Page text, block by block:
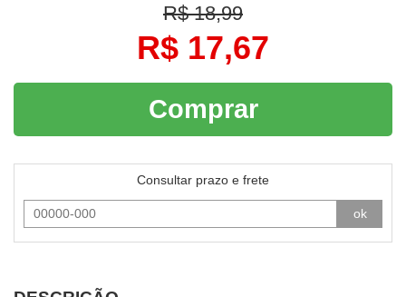
R$ 18,99
R$ 17,67
Comprar
Consultar prazo e frete
ok